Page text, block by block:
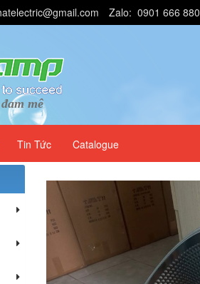
Zalo: 0901 666 880
mê
Tin Tức Catalogue